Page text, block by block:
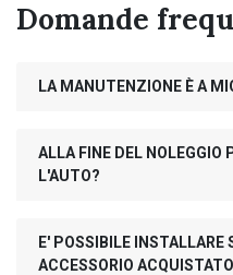
Domande
LA MANUTENZIONE È A
ALLA FINE DEL NOLEGGIO
L'AUTO?
E' POSSIBILE INSTALLARE
ACCESSORIO